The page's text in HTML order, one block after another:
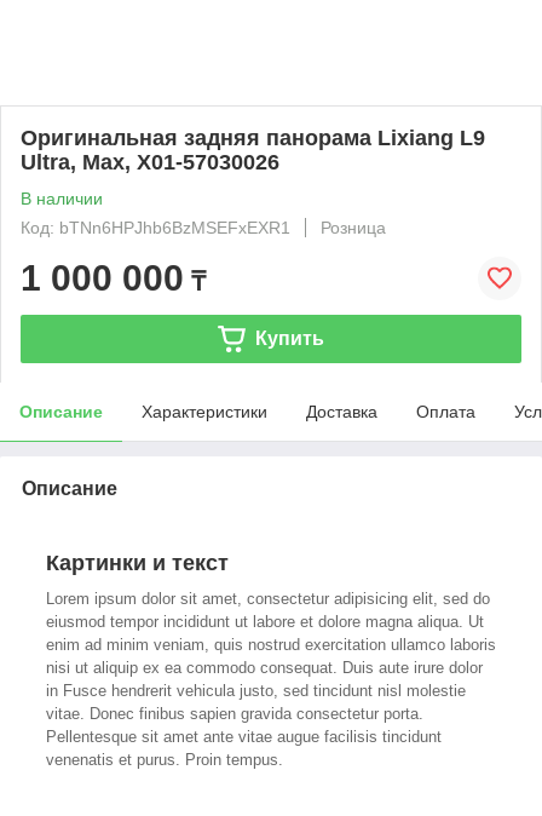
Оригинальная задняя панорама Lixiang L9
Ultra, Max, X01-57030026
В наличии
Код: bTNn6HPJhb6BzMSEFxEXR1
Розница
1 000 000 ₸
Купить
Описание Характеристики Доставка Оплата
Описание
Картинки и текст
Lorem ipsum dolor sit amet, consectetur adipisicing elit, sed do
eiusmod tempor incididunt ut labore et dolore magna aliqua. Ut
enim ad minim veniam, quis nostrud exercitation ullamco laboris
nisi ut aliquip ex ea commodo consequat. Duis aute irure dolor
in Fusce hendrerit vehicula justo, sed tincidunt nisl molestie
vitae. Donec finibus sapien gravida consectetur porta.
Pellentesque sit amet ante vitae augue facilisis tincidunt
venenatis et purus. Proin tempus.